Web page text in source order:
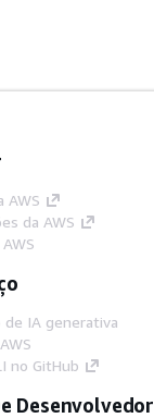
AWS
da AWS
de IA generativa
no GitHub
Desenvolvedor